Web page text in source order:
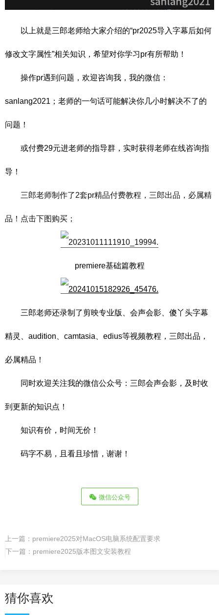
以上就是三郎老师给大家介绍的“pr2025导入字幕后如何
修改文字属性”相关知识，希望对你学习pr有所帮助！
操作pr遇到问题，欢迎咨询我，我的微信：
sanlang2021；老师的一句话可能解决你几小时解决不了的
问题！
或付费29元进老师的指导群，实时获得老师在线咨询指
导！
三郎老师制作了2套pr精品付费教程，三郎出品，必属精
品！点击下图购买；
premiere基础篇教程
三郎老师还录制了剪映专业版、会声会影、傻丫头字幕
精灵、audition、camtasia、edius等视频教程，三郎出品，
必属精品！
同时欢迎关注我的微信公众号：三郎会声会影，及时收
到更新的知识点！
知识有价，时间无价！
码字不易，且 看且珍惜，谢谢！
微信公众号
上一篇： premiere2025对MacOS电脑系统配置要求
下一篇： premiere2025版本图文安装教程
猜你喜欢